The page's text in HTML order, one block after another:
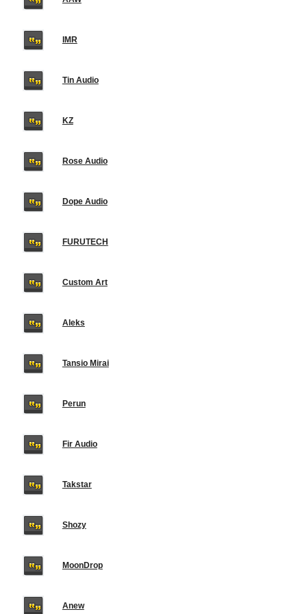
IMR
Tin Audio
KZ
Rose Audio
Dope Audio
FURUTECH
Custom Art
Aleks
Tansio Mirai
Perun
Fir Audio
Takstar
Shozy
MoonDrop
Anew